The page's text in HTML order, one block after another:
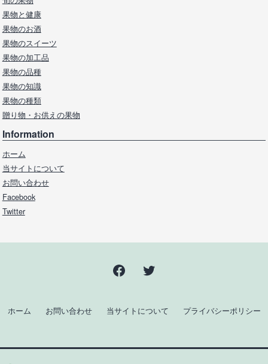
果物と健康
果物のお酒
果物のスイーツ
果物の加工品
果物の品種
果物の知識
果物の種類
贈り物・お供えの果物
Information
ホーム
当サイトについて
お問い合わせ
Facebook
Twitter
Facebook
ホーム お問い合わせ 当サイトについて プライバシーポリシー